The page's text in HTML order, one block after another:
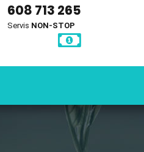
608 713 265
Servis NON-STOP